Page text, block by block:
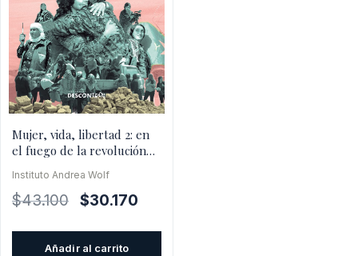
Mujer, vida, libertad 2: en
el fuego de la revolución
Instituto Andrea Wolf
$43.100
El
$30.170
Añadir al carrito